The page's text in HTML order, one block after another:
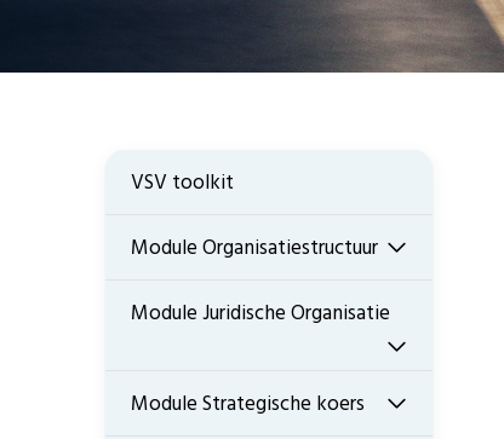
VSV toolkit
Module Organisatiestructuur
Module Juridische Organisatie
Module Strategische koers